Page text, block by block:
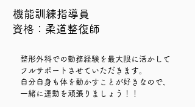
​機能訓練指導員
資格：柔道整復師
整形外科での勤務経験を最大限に活かして
フルサポートさせていただきます。
​自分自身も体を動かすことが好きなので、
一緒に運動を頑張りましょう！！